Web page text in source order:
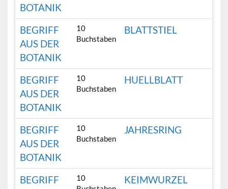
BOTANIK
BEGRIFF
AUS DER
BOTANIK
10
Buchstaben
BLATTSTIEL
BEGRIFF
AUS DER
BOTANIK
10
Buchstaben
HUELLBLATT
BEGRIFF
AUS DER
BOTANIK
10
Buchstaben
JAHRESRING
BEGRIFF
10
KEIMWURZEL